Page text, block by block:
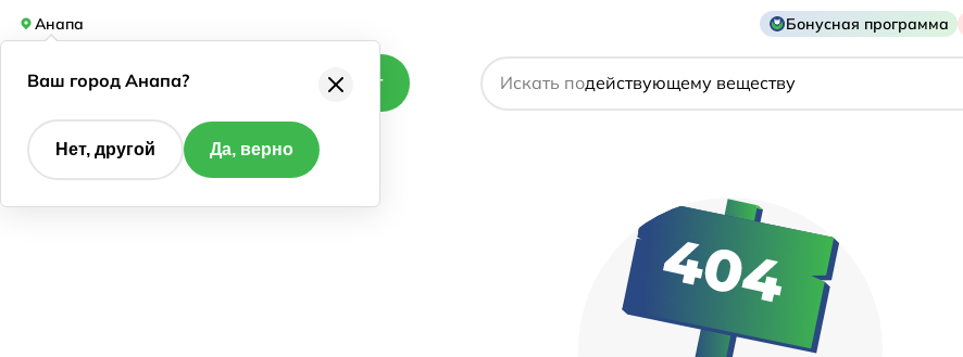
Анапа Бонусная программа
Каталог Искать по
названию препарата
действующему веществу
Ваш город Анапа?
Нет, другой Да, верно